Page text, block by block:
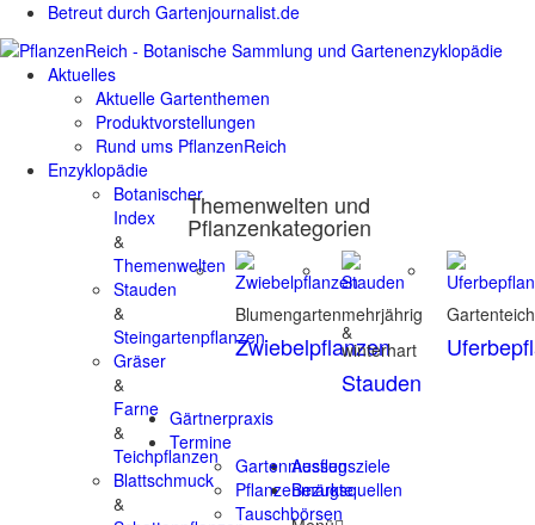
Betreut durch Gartenjournalist.de
Aktuelles
Aktuelle Gartenthemen
Produktvorstellungen
Rund ums PflanzenReich
Enzyklopädie
Botanischer
Index
&
Themenwelten
Stauden
&
Steingartenpflanzen
Gräser
&
Farne
&
Teichpflanzen
Blattschmuck
&
Themenwelten und
Pflanzenkategorien
Blumengarten
Zwiebelpflanzen
mehrjährig
&
winterhart
Stauden
Gartenteich
Gärtnerpraxis
Termine
Gartenmessen
Pflanzenmärkte
Tauschbörsen
Ausflugsziele
Bezugsquellen